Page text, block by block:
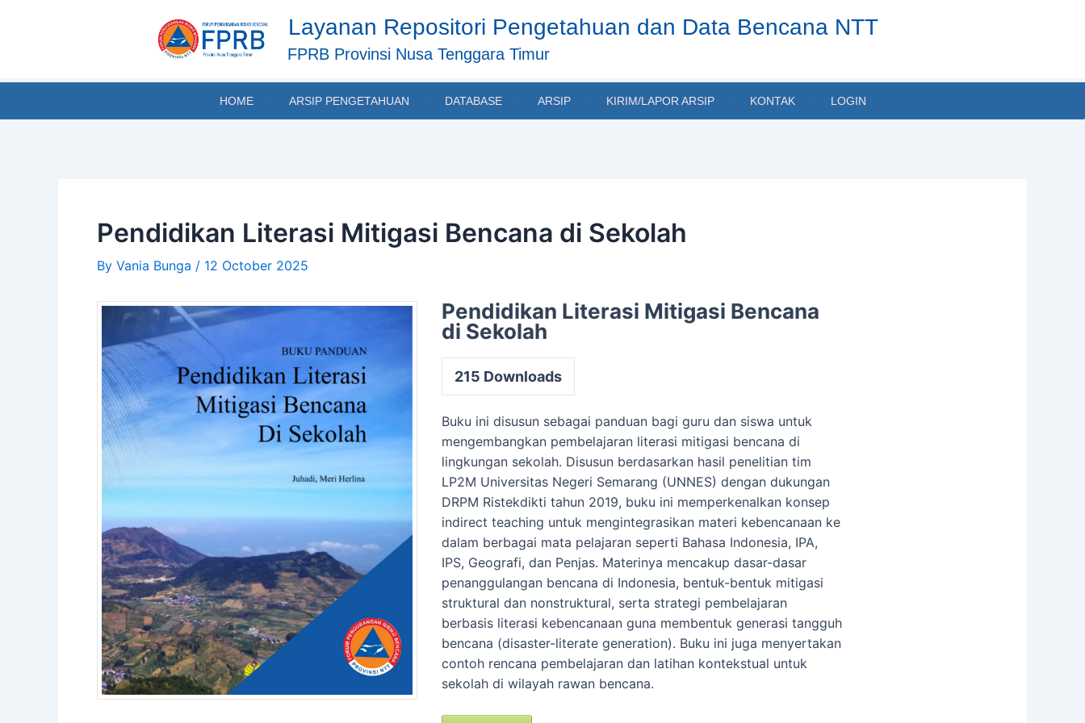
Layanan Repositori Pengetahuan dan Data Bencana NTT
FPRB Provinsi Nusa Tenggara Timur
HOME ARSIP PENGETAHUAN DATABASE ARSIP KIRIM/LAPOR ARSIP KONTAK LOGIN
Pendidikan Literasi Mitigasi Bencana di Sekolah
By Vania Bunga / 12 October 2025
Pendidikan Literasi Mitigasi Bencana
di Sekolah
215 Downloads
Buku ini disusun sebagai panduan bagi guru dan siswa untuk
mengembangkan pembelajaran literasi mitigasi bencana di
lingkungan sekolah. Disusun berdasarkan hasil penelitian tim
LP2M Universitas Negeri Semarang (UNNES) dengan dukungan
DRPM Ristekdikti tahun 2019, buku ini memperkenalkan konsep
indirect teaching untuk mengintegrasikan materi kebencanaan ke
dalam berbagai mata pelajaran seperti Bahasa Indonesia, IPA,
IPS, Geografi, dan Penjas. Materinya mencakup dasar-dasar
penanggulangan bencana di Indonesia, bentuk-bentuk mitigasi
struktural dan nonstruktural, serta strategi pembelajaran
berbasis literasi kebencanaan guna membentuk generasi tangguh
bencana (disaster-literate generation). Buku ini juga menyertakan
contoh rencana pembelajaran dan latihan kontekstual untuk
sekolah di wilayah rawan bencana.
navigation